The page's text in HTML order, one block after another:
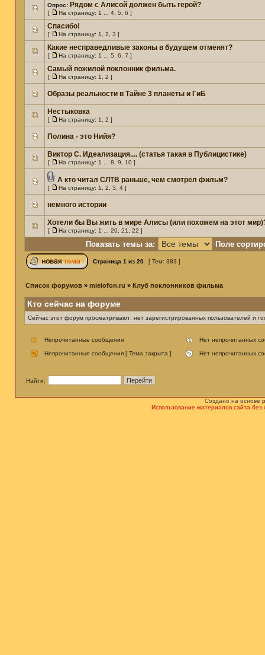
Опрос: Рядом с Алисой должен быть герой?
[ На страницу: 1 4 5 6 ]
Спасибо!
[ На страницу: 1 2 3 ]
Какие несправедливые законы в будущем отменят?
[ На страницу: 1 5 6 7 ]
Самый пожилой поклонник фильма.
[ На страницу: 1 2 ]
Образы реальности в Тайне 3 планеты и ГиБ
Нестыковка
[ На страницу: 1 2 ]
Полина - это Нийя?
Виктор С. Идеализация.... (статья такая в Публицистике)
[ На страницу: 1 8 9 10 ]
А кто читал СЛТВ раньше, чем смотрел фильм?
[ На страницу: 1 2 3 4 ]
немного истории
Хотели бы Вы жить в мире Алисы (или похожем на этот
[ На страницу: 1 20 21 22 ]
Показать темы за: Поле
Страница 1 из 20 [ Тем: 383 ]
Список форумов » mielofon.ru » Клуб поклонников фильма
Кто сейчас на форуме
Сейчас этот форум просматривают: нет зарегистрированных пользователей и
Непрочитанные сообщения Нет непрочитанных
Непрочитанные сообщения [ Тема закрыта ] Нет непрочитанных
Найти:
Создано на основе
Использование материалов сайта